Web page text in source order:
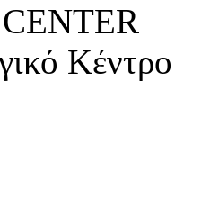
Κέντρο